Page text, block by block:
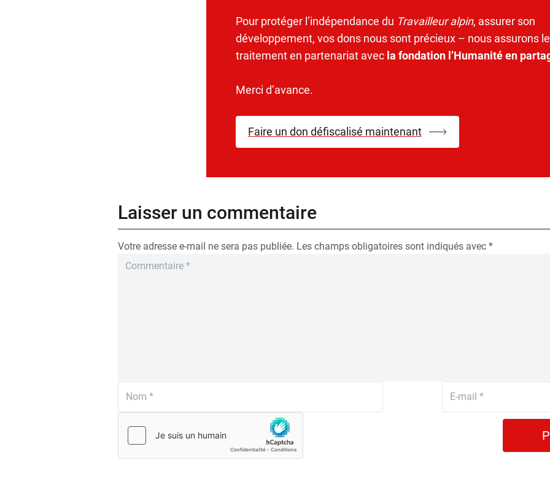
Pour protéger l’indépendance du Travailleur alpin, assurer son
développement, vos dons nous sont précieux – nous assurons
traitement en partenariat avec la fondation l’Humanité en
Merci d’avance.
Faire un don défiscalisé maintenant
Laisser un commentaire
Votre adresse e-mail ne sera pas publiée. Les champs obligatoires sont indiqués avec *